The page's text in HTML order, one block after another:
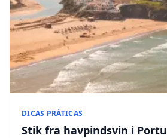
DICAS PRÁTICAS
Stik fra havpindsvin i